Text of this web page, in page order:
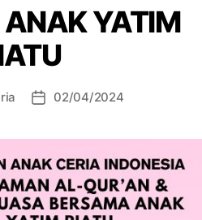
YATIM
Post02/04/2024